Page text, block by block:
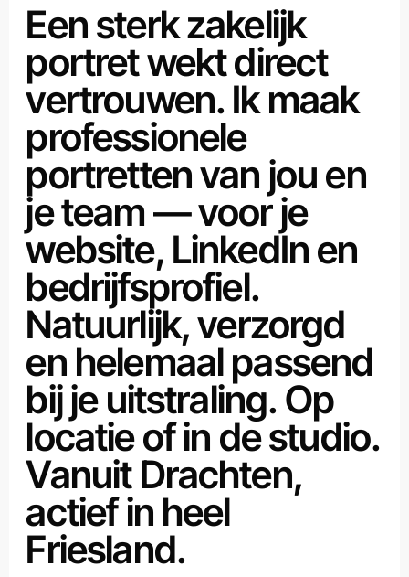
Een sterk zakelijk
portret wekt direct
vertrouwen. Ik maak
professionele
portretten van jou en
je team — voor je
website, LinkedIn en
bedrijfsprofiel.
Natuurlijk, verzorgd
en helemaal passend
bij je uitstraling. Op
locatie of in de studio.
Vanuit Drachten,
actief in heel
Friesland.